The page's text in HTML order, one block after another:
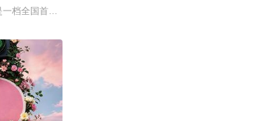
经络，从领悟到亲手实践。
一档全国首创的调解类谈话节目，由新娱乐和上海市司法局